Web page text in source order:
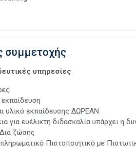
συμμετοχής
υπηρεσίες
εκπαίδευση
υλικό εκπαίδευσης ΔΩΡΕΑΝ
για ευέλικτη διδασκαλία υπάρχει η
ζώσης
Πιστοποιητικό με